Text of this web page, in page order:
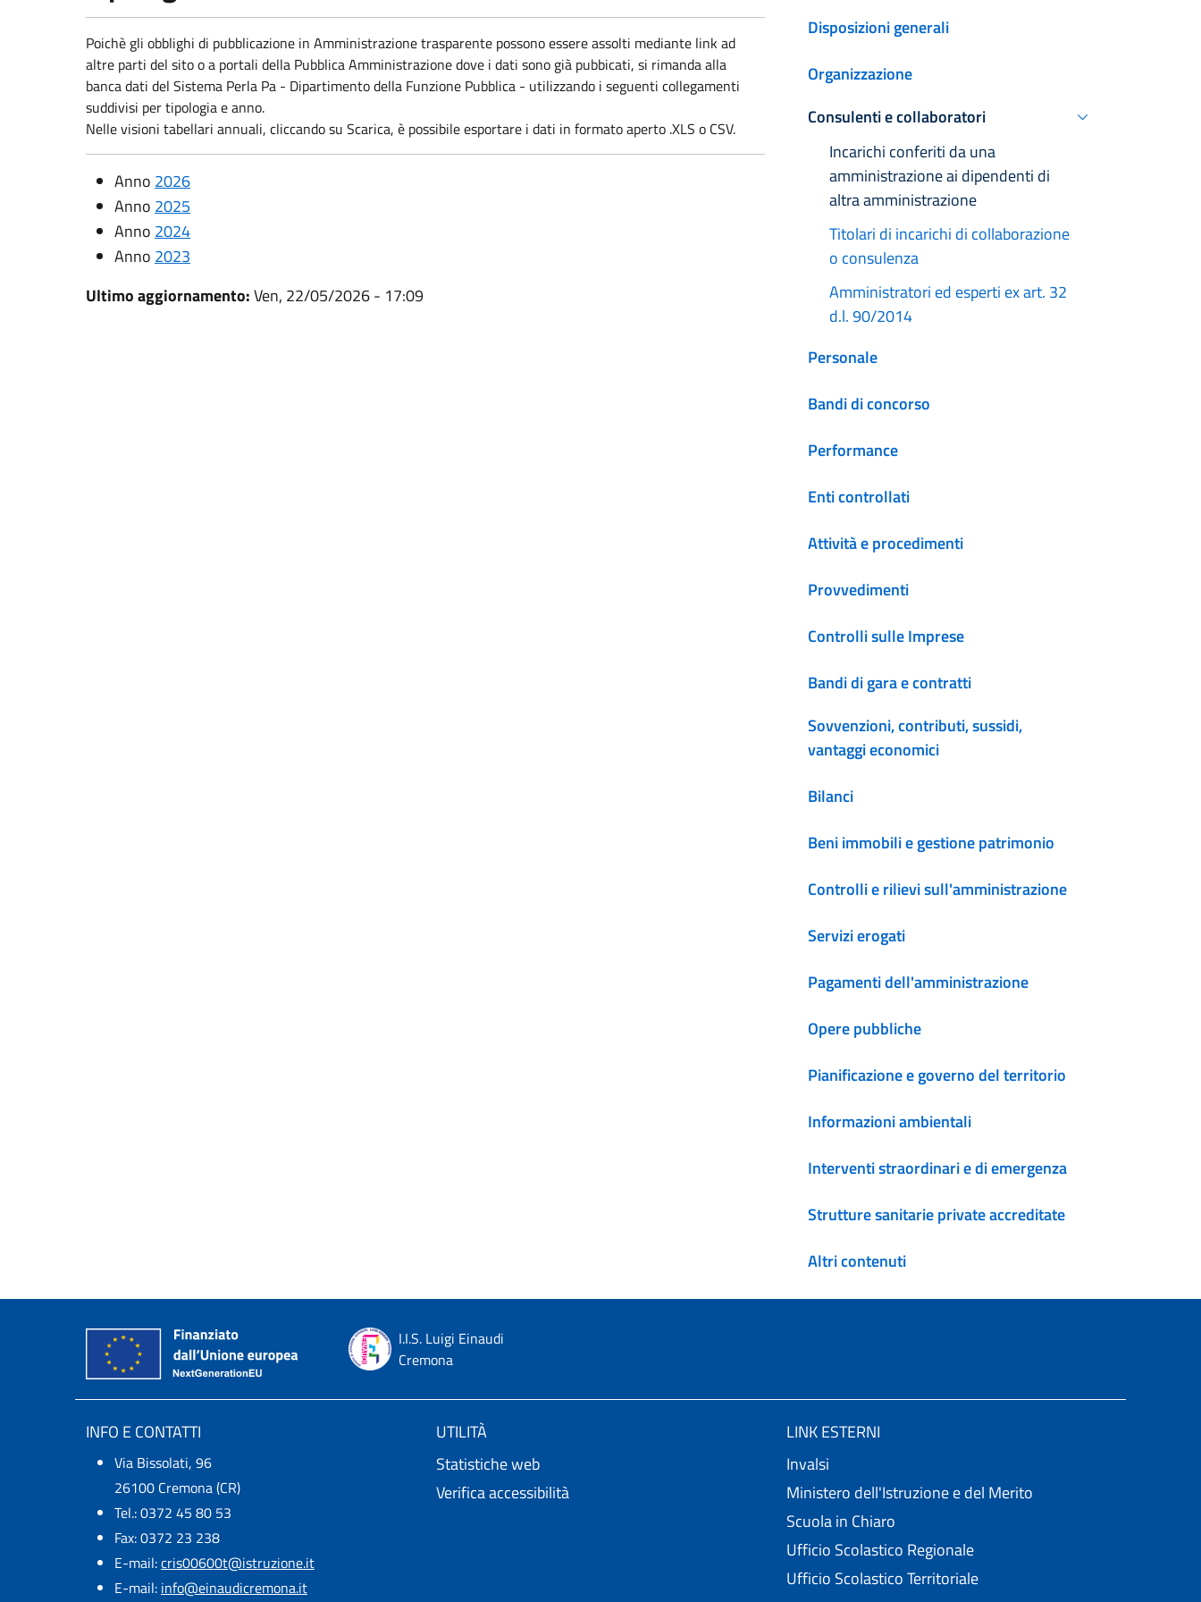
Poichè gli obblighi di pubblicazione in Amministrazione trasparente possono essere assolti mediante link ad
altre parti del sito o a portali della Pubblica Amministrazione dove i dati sono già pubbicati, si rimanda alla
banca dati del Sistema Perla Pa - Dipartimento della Funzione Pubblica - utilizzando i seguenti collegamenti
suddivisi per tipologia e anno.
Nelle visioni tabellari annuali, cliccando su Scarica, è possibile esportare i dati in formato aperto .XLS o CSV.
Anno 2026
Anno 2025
Anno 2024
Anno 2023
Ultimo aggiornamento:Ven, 22/05/2026 - 17:09
Disposizioni generali
Organizzazione
Consulenti e collaboratori
Attivo
Incarichi conferiti da una
amministrazione ai dipendenti di
altra amministrazione
Titolari di incarichi di collaborazione
o consulenza
Amministratori ed esperti ex art. 32
d.l. 90/2014
Personale
Bandi di concorso
Performance
Enti controllati
Attività e procedimenti
Provvedimenti
Controlli sulle Imprese
Bandi di gara e contratti
Sovvenzioni, contributi, sussidi,
vantaggi economici
Bilanci
Beni immobili e gestione patrimonio
Controlli e rilievi sull'amministrazione
Servizi erogati
Pagamenti dell'amministrazione
Opere pubbliche
Pianificazione e governo del territorio
Informazioni ambientali
Interventi straordinari e di emergenza
Strutture sanitarie private accreditate
Altri contenuti
I.I.S. Luigi Einaudi
Cremona
INFO E CONTATTI
Via Bissolati, 96
26100 Cremona (CR)
Tel.: 0372 45 80 53
Fax: 0372 23 238
E-mail:cris00600t@istruzione.it
E-mail:​ info@einaudicremona.it
UTILITÀ
Statistiche web
Verifica accessibilità
LINK ESTERNI
Invalsi
Ministero dell'Istruzione e del Merito
Scuola in Chiaro
Ufficio Scolastico Regionale
Ufficio Scolastico Territoriale